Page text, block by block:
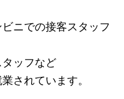
ニでの接客スタッフ
ッフなど
されています。